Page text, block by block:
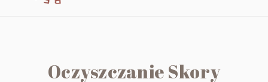
Oczyszczanie Skory